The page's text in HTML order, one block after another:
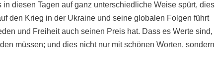
diesen Tagen auf ganz unterschiedliche Weise spürt, dies
den Krieg in der Ukraine und seine globalen Folgen führt
und Freiheit auch seinen Preis hat. Dass es Werte sind,
müssen; und dies nicht nur mit schönen Worten, sondern